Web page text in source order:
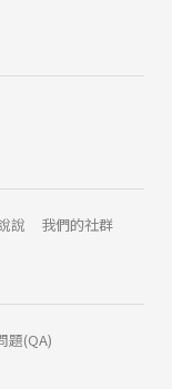
說
我們的社群
題(QA)